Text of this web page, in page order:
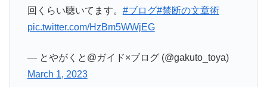
回くらい聴いてます。 #ブログ#禁断の文章術
pic.twitter.com/HzBm5WWjEG
— とやがくと@ガイド×ブログ (@gakuto_toya)
March 1, 2023